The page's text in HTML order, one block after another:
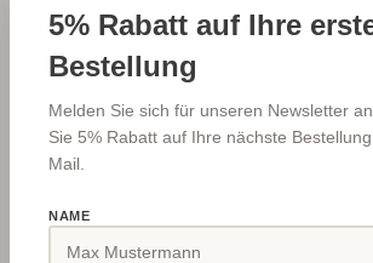
Zum Merkzettel hinzufügen
Produktnummer:
Hersteller-Art.-Nr.:DDHDML200N-
Beschreibung
Der bewährte DML-200N Langsamläufer
5% Rabatt auf Ihre
Bestellung
Melden Sie sich für unseren Newsletter
Sie 5% Rabatt auf Ihre nächste
Mail.
NAME